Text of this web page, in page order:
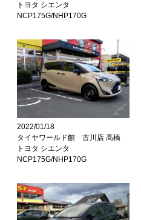
トヨタ シエンタ
NCP175G/NHP170G
2022/01/18
タイヤワールド館 古川店 髙橋
トヨタ シエンタ
NCP175G/NHP170G